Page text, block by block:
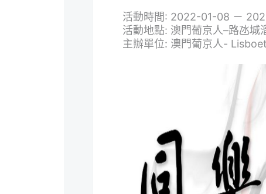
活動時間: 2022-01-08 －
活動地點: 澳門葡京人–路氹城
主辦單位: 澳門葡京人-